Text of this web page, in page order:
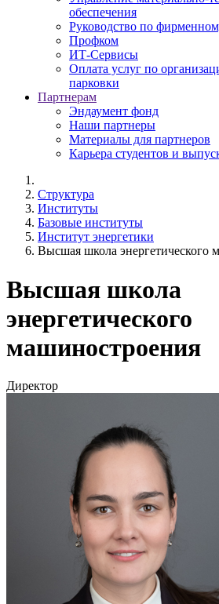
обеспечения
Руководство по
Профком
ИТ-Сервисы
Оплата услуг по
парковки
Партнерам
Эндаумент фонд
Наши партнеры
Материалы для партнеров
Карьера студентов и
Структура
Институты
Базовые институты
Институт энергетики
Высшая школа энергетического
Высшая школа
энергетического
машиностроения
Директор